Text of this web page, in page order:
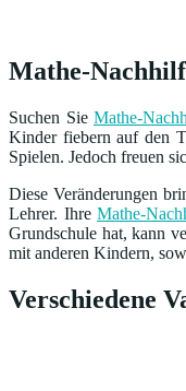
Mathe-
Suchen SieMathe-
Kinder fiebern auf den
Spielen. Jedoch freuen
Diese Veränderungen
Lehrer. IhreMathe-
Grundschule hat, kann
mit anderen Kindern,
Verschiedene